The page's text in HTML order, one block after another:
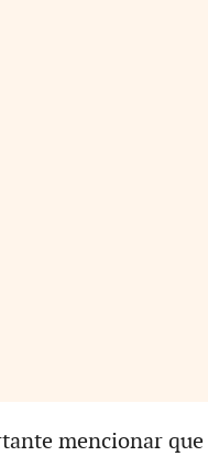
mencionar